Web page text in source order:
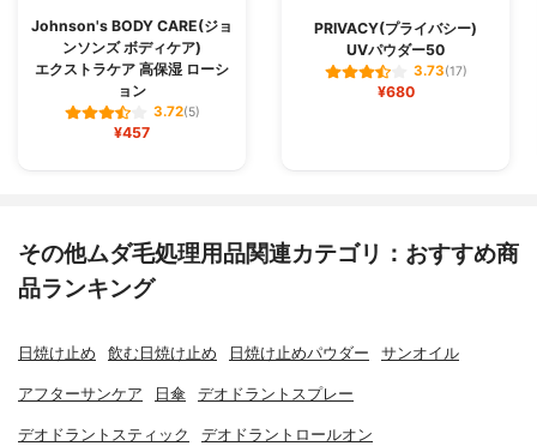
Johnson's BODY CARE(ジョ
ンソンズ ボディケア)
エクストラケア 高保湿 ローシ
ョン
3.72(5)
¥457
PRIVACY(プライバシー)
UVパウダー50
3.73(17)
¥680
その他ムダ毛処理用品関連カテゴリ：おすすめ商
品ランキング
日焼け止め 飲む日焼け止め 日焼け止めパウダー サンオイル
アフターサンケア 日傘 デオドラントスプレー
デオドラントスティック デオドラントロールオン